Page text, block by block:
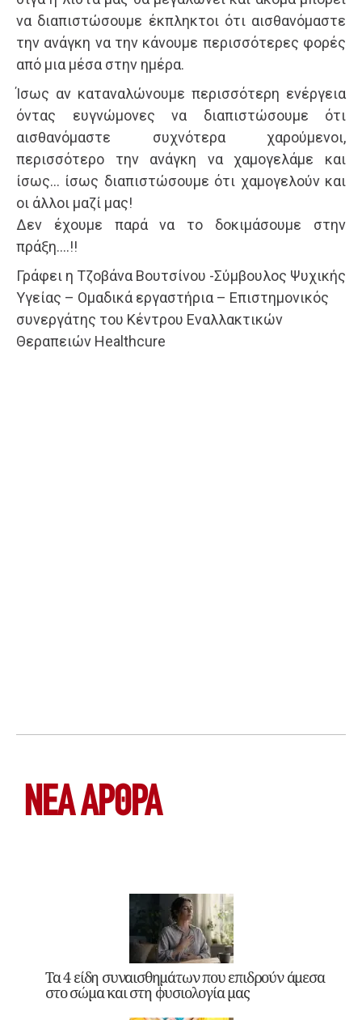
να διαπιστώσουμε έκπληκτοι ότι αισθανόμαστε
την ανάγκη να την κάνουμε περισσότερες φορές
από μια μέσα στην ημέρα.
Ίσως αν καταναλώνουμε περισσότερη ενέργεια
όντας ευγνώμονες να διαπιστώσουμε ότι
αισθανόμαστε συχνότερα χαρούμενοι,
περισσότερο την ανάγκη να χαμογελάμε και
ίσως… ίσως διαπιστώσουμε ότι χαμογελούν και
οι άλλοι μαζί μας!
Δεν έχουμε παρά να το δοκιμάσουμε στην
πράξη….!!
Γράφει η Τζοβάνα Βουτσίνου -Σύμβουλος Ψυχικής
Υγείας – Ομαδικά εργαστήρια – Επιστημονικός
συνεργάτης του Κέντρου Εναλλακτικών
Θεραπειών Healthcure
ΝΕΑ ΆΡΘΡΑ
Τα 4 είδη συναισθημάτων που επιδρούν άμεσα
στο σώμα και στη φυσιολογία μας